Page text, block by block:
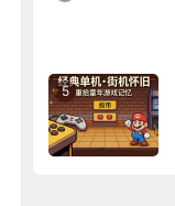
5